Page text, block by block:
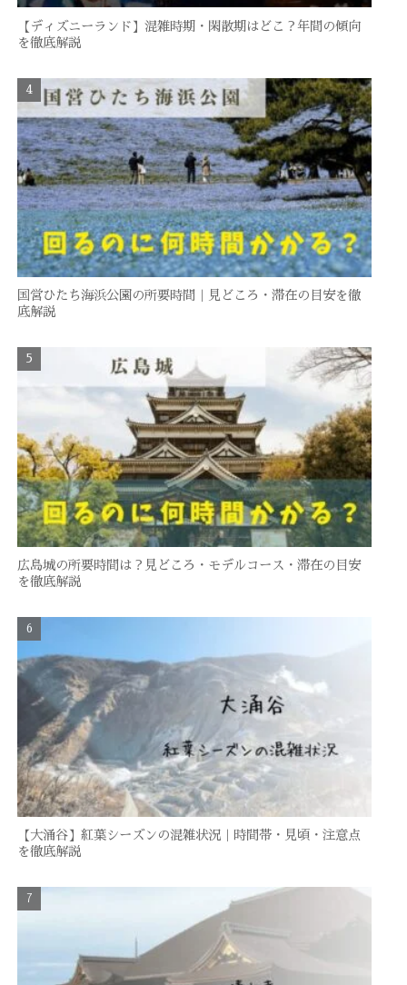
【ディズニーランド】混雑時期・閑散期はどこ？年間の傾向
を徹底解説
国営ひたち海浜公園の所要時間｜見どころ・滞在の目安を徹
底解説
広島城の所要時間は？見どころ・モデルコース・滞在の目安
を徹底解説
【大涌谷】紅葉シーズンの混雑状況｜時間帯・見頃・注意点
を徹底解説